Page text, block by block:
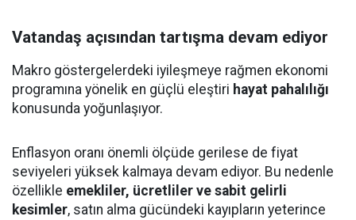
Vatandaş açısından tartışma devam ediyor
Makro göstergelerdeki iyileşmeye rağmen ekonomi
programına yönelik en güçlü eleştiri hayat pahalılığı
konusunda yoğunlaşıyor.
Enflasyon oranı önemli ölçüde gerilese de fiyat
seviyeleri yüksek kalmaya devam ediyor. Bu nedenle
özellikle emekliler, ücretliler ve sabit gelirli
kesimler, satın alma gücündeki kayıpların yeterince